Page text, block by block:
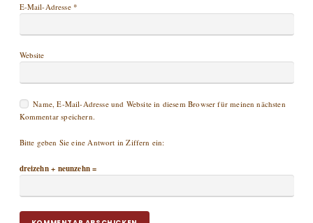
E-Mail-Adresse*
Website
Name, E-Mail-Adresse und Website in diesem Browser für meinen nächsten
Kommentar speichern.
Bitte geben Sie eine Antwort in Ziffern ein:
dreizehn + neunzehn =